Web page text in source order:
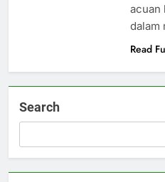
acuan
dalam
Read
Search